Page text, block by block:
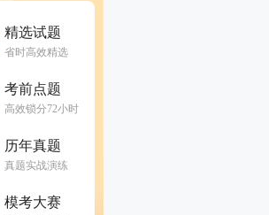
精选试题
省时高效精选
考前点题
高效锁分72小时
历年真题
真题实战演练
模考大赛